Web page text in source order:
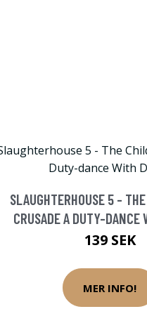
SLAUGHTERHOUSE 5 -
CRUSADE A DUTY-DANCE
139 SEK
MER INFO!